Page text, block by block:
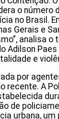
o número
no Brasil.
Gerais e
analisa o
Adilson Paes
e
por
recente. A
de
urbana, um